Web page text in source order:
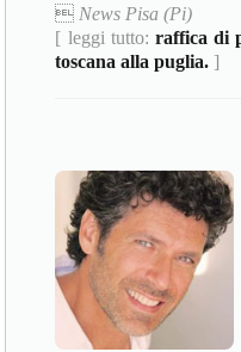
 News Pisa (Pi)
[ leggi tutto: raffica di
toscana alla puglia. ]